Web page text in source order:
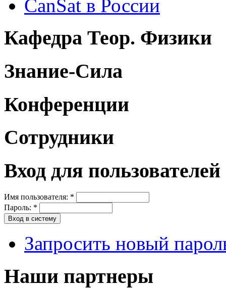
CanSat в России
Кафедра Теор. Физики
Знание-Сила
Конференции
Сотрудники
Вход для пользователей
Имя пользователя: *
Пароль: *
Запросить новый
Наши партнеры